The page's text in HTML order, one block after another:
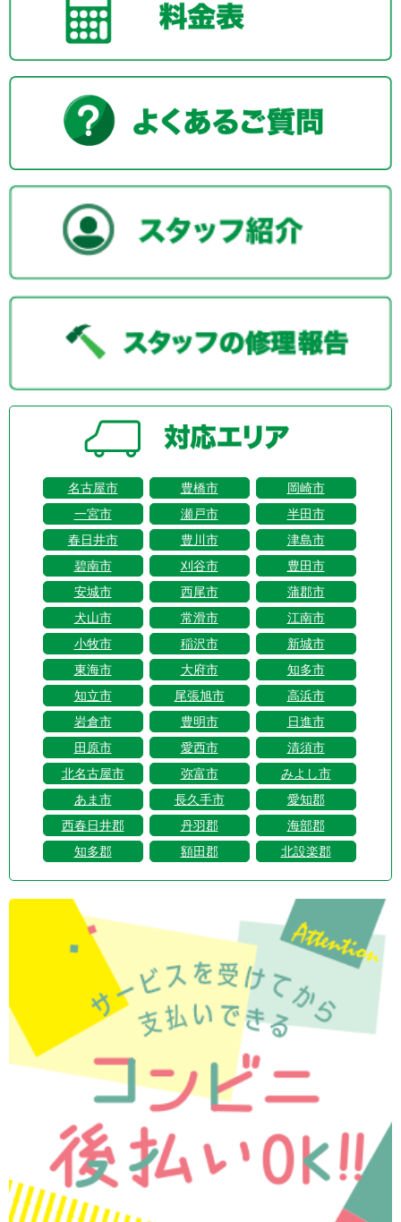
名古屋市 豊橋市
岡崎市
一宮市
瀬戸市
半田市
春日井市
豊川市
津島市
碧南市
刈谷市
豊田市
安城市
西尾市
蒲郡市
犬山市
常滑市
江南市
小牧市
稲沢市
新城市
東海市
大府市
知多市
知立市
尾張旭市
高浜市
岩倉市
豊明市
日進市
田原市
愛西市
清須市
北名古屋市
弥富市
みよし市
あま市
長久手市
愛知郡
西春日井郡
丹羽郡
海部郡
知多郡
額田郡 北設楽郡